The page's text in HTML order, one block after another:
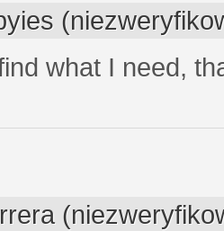
what I need,